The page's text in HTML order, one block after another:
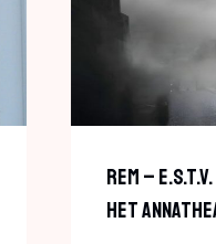
REM –
Het